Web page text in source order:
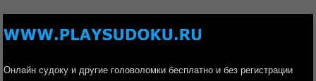
Онлайн судоку и другие головоломки бесплатно и без регистрации